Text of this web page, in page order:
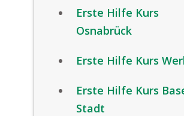
Erste Hilfe Kurs
Osnabrück
Erste Hilfe Kurs
Erste Hilfe Kurs
Stadt